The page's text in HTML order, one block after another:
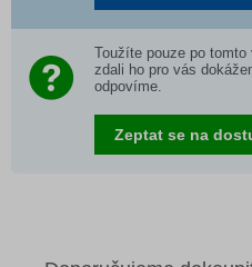
Toužíte pouze po
zdali ho pro vás
odpovíme.
Zeptat se na